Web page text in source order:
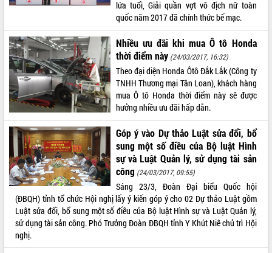
công tỉnh
Đắk Lắk: Tôn vinh 46 giải pháp tại Hội
thi Sáng tạo Kỹ thuật 2024 - 2025
Đắk Lắk rà soát, điều chỉnh Đề án 190
về phát triển nuôi trồng thủy sản
Phó Chủ tịch UBND tỉnh Đắk Lắk
Trương Công Thái kiểm tra thực địa
Dự án cao tốc Khánh Hòa - Buôn Ma
Thuột
Định vị cà phê Việt Nam như một “di
sản sống” trong dòng chảy toàn cầu
Xây dựng nông thôn mới: Nâng cao đời
sống người dân từ những mô hình thiết
thực
Quyết liệt tháo gỡ vướng mắc, đẩy
nhanh tiến độ các dự án trọng điểm
trong Khu kinh tế Nam Phú Yên
Hòn Yến phát triển du lịch gắn với bảo
tồn biển
lứa tuổi, Giải quần vợt vô địch nữ toàn
quốc năm 2017 đã chính thức bế mạc.
Nhiều ưu đãi khi mua Ô tô Honda
thời điểm này (24/03/2017, 16:32)
Theo đại diện Honda Ôtô Đắk Lắk (Công ty
TNHH Thương mại Tân Loan), khách hàng
mua Ô tô Honda thời điểm này sẽ được
hưởng nhiều ưu đãi hấp dẫn.
Góp ý vào Dự thảo Luật sửa đổi, bổ
sung một số điều của Bộ luật Hình
sự và Luật Quản lý, sử dụng tài sản
công (24/03/2017, 09:55)
Sáng 23/3, Đoàn Đại biểu Quốc hội
(ĐBQH) tỉnh tổ chức Hội nghị lấy ý kiến góp ý cho 02 Dự thảo Luật gồm
Luật sửa đổi, bổ sung một số điều của Bộ luật Hình sự và Luật Quản lý,
sử dụng tài sản công. Phó Trưởng Đoàn ĐBQH tỉnh Y Khút Niê chủ trì Hội
nghị.